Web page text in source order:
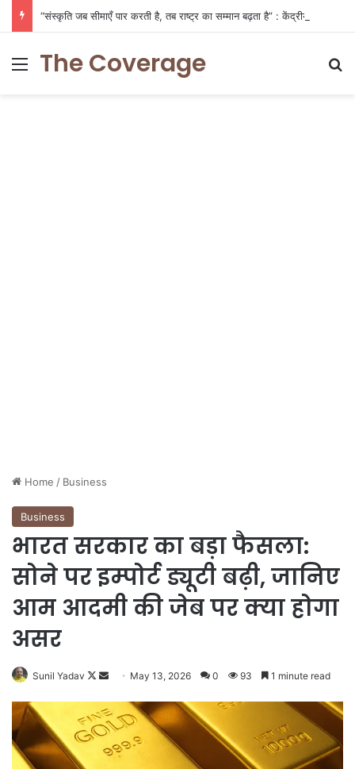
Menu
The Coverage
Home / Business
Business
भारत सरकार का बड़ा फैसला:
सोने पर इम्‍पोर्ट ड्यूटी बढ़ी, जानिए
आम आदमी की जेब पर क्या होगा
असर
Sunil Yadav
F
l
l
o
n
d
a
May 13, 2026 0 93 1 minute read